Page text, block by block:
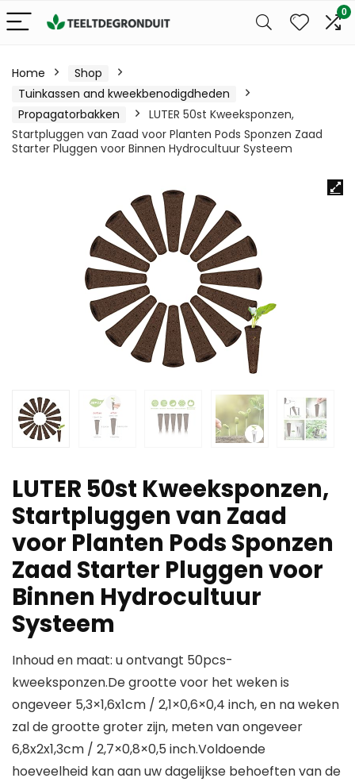
0
Home
Shop
Tuinkassen and kweekbenodigdheden
Propagatorbakken
LUTER 50st Kweeksponzen,
Startpluggen van Zaad voor Planten Pods Sponzen Zaad
Starter Pluggen voor Binnen Hydrocultuur Systeem
LUTER 50st Kweeksponzen,
Startpluggen van Zaad
voor Planten Pods Sponzen
Zaad Starter Pluggen voor
Binnen Hydrocultuur
Systeem
Inhoud en maat: u ontvangt 50pcs-
kweeksponzen.De grootte voor het weken is
ongeveer 5,3×1,6x1cm / 2,1×0,6×0,4 inch, en na weken
zal de grootte groter zijn, meten van ongeveer
6,8x2x1,3cm / 2,7×0,8×0,5 inch.Voldoende
hoeveelheid kan aan uw dagelijkse behoeften van de